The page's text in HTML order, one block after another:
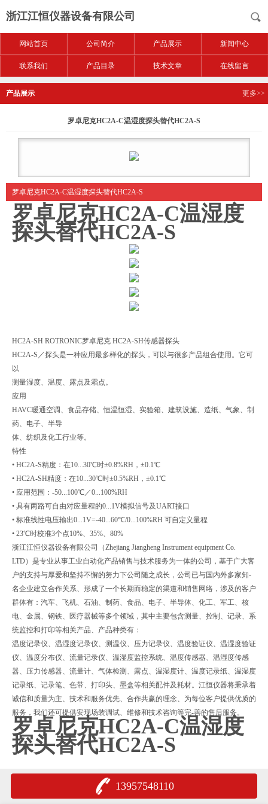
浙江江恒仪器设备有限公司
网站首页 公司简介 产品展示 新闻中心
联系我们 产品目录 技术文章 在线留言
产品展示 更多>>
罗卓尼克HC2A-C温湿度探头替代HC2A-S
罗卓尼克HC2A-C温湿度探头替代HC2A-S
罗卓尼克HC2A-C温湿度
探头替代HC2A-S
HC2A-SH ROTRONIC罗卓尼克 HC2A-SH传感器探头
HC2A-S／探头是一种应用最多样化的探头，可以与很多产品组合使用。它可
以
测量湿度、温度、露点及霜点。
应用
HAVC暖通空调、食品存储、恒温恒湿、实验箱、建筑设施、造纸、气象、制
药、电子、半导
体、纺织及化工行业等。
特性
• HC2A-S精度：在10...30℃时±0.8%RH，±0.1℃
• HC2A-SH精度：在10...30℃时±0.5%RH，±0.1℃
• 应用范围：-50...100℃／0...100%RH
• 具有两路可自由对应量程的0...1V模拟信号及UART接口
• 标准线性电压输出0...1V=-40...60℃/0...100%RH 可自定义量程
• 23℃时校准3个点10%、35%、80%
浙江江恒仪器设备有限公司（Zhejiang Jiangheng Instrument equipment Co.
LTD）是专业从事工业自动化产品销售与技术服务为一体的公司，基于广大客
户的支持与厚爱和坚持不懈的努力下公司随之成长，公司已与国内外多家知-
名企业建立合作关系、形成了一个长期而稳定的渠道和销售网络，涉及的客户
群体有：汽车、飞机、石油、制药、食品、电子、半导体、化工、军工、核
电、金属、钢铁、医疗器械等多个领域，其中主要包含测量、控制、记录、系
统监控和打印等相关产品、产品种类有：
温度记录仪、温湿度记录仪、测温仪、压力记录仪、温度验证仪、温湿度验证
仪、温度分布仪、流量记录仪、温湿度监控系统、温度传感器、温湿度传感
器、压力传感器、流量计、气体检测、露点、温湿度计、温度记录纸、温湿度
记录纸、记录笔、色带、打印头、墨盒等相关配件及耗材。江恒仪器将秉承着
诚信和质量为主、技术和服务优先、合作共赢的理念、为每位客户提供优质的
服务，我们还可提供安现场装调试、维修和技术咨询等完-善的售后服务。
罗卓尼克HC2A-C温湿度
探头替代HC2A-S
13957548110